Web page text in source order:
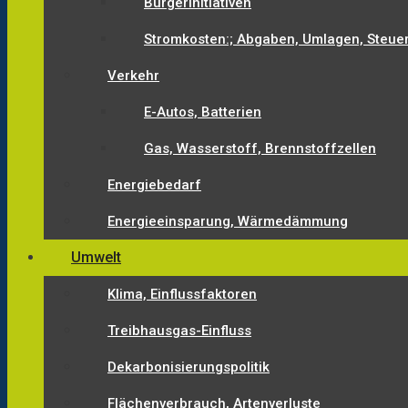
Stromkosten:; Abgaben, Umlagen,
Verkehr
E-Autos, Batterien
Gas, Wasserstoff, Brennstoffzellen
Energiebedarf
Energieeinsparung, Wärmedämmung
Umwelt
Klima, Einflussfaktoren
Treibhausgas-Einfluss
Dekarbonisierungspolitik
Flächenverbrauch, Artenverluste